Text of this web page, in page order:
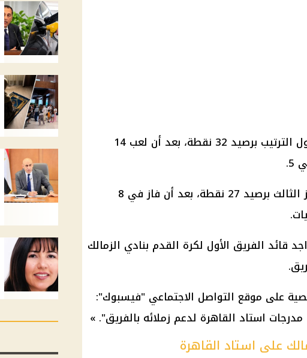
يحتل الأهلي المركز الثاني في جدول الترتيب برصيد 32 نقطة، بعد أن لعب 14
ومن جانبه، يأتي الزمالك في المركز الثالث برصيد 27 نقطة، بعد أن فاز في 8
الفريق الأول لكرة القدم بنادي الزمالك
على موقع التواصل الاجتماعي "فيسبوك":
استاد القاهرة لدعم زملائه بالفريق". »
على استاد القاهرة